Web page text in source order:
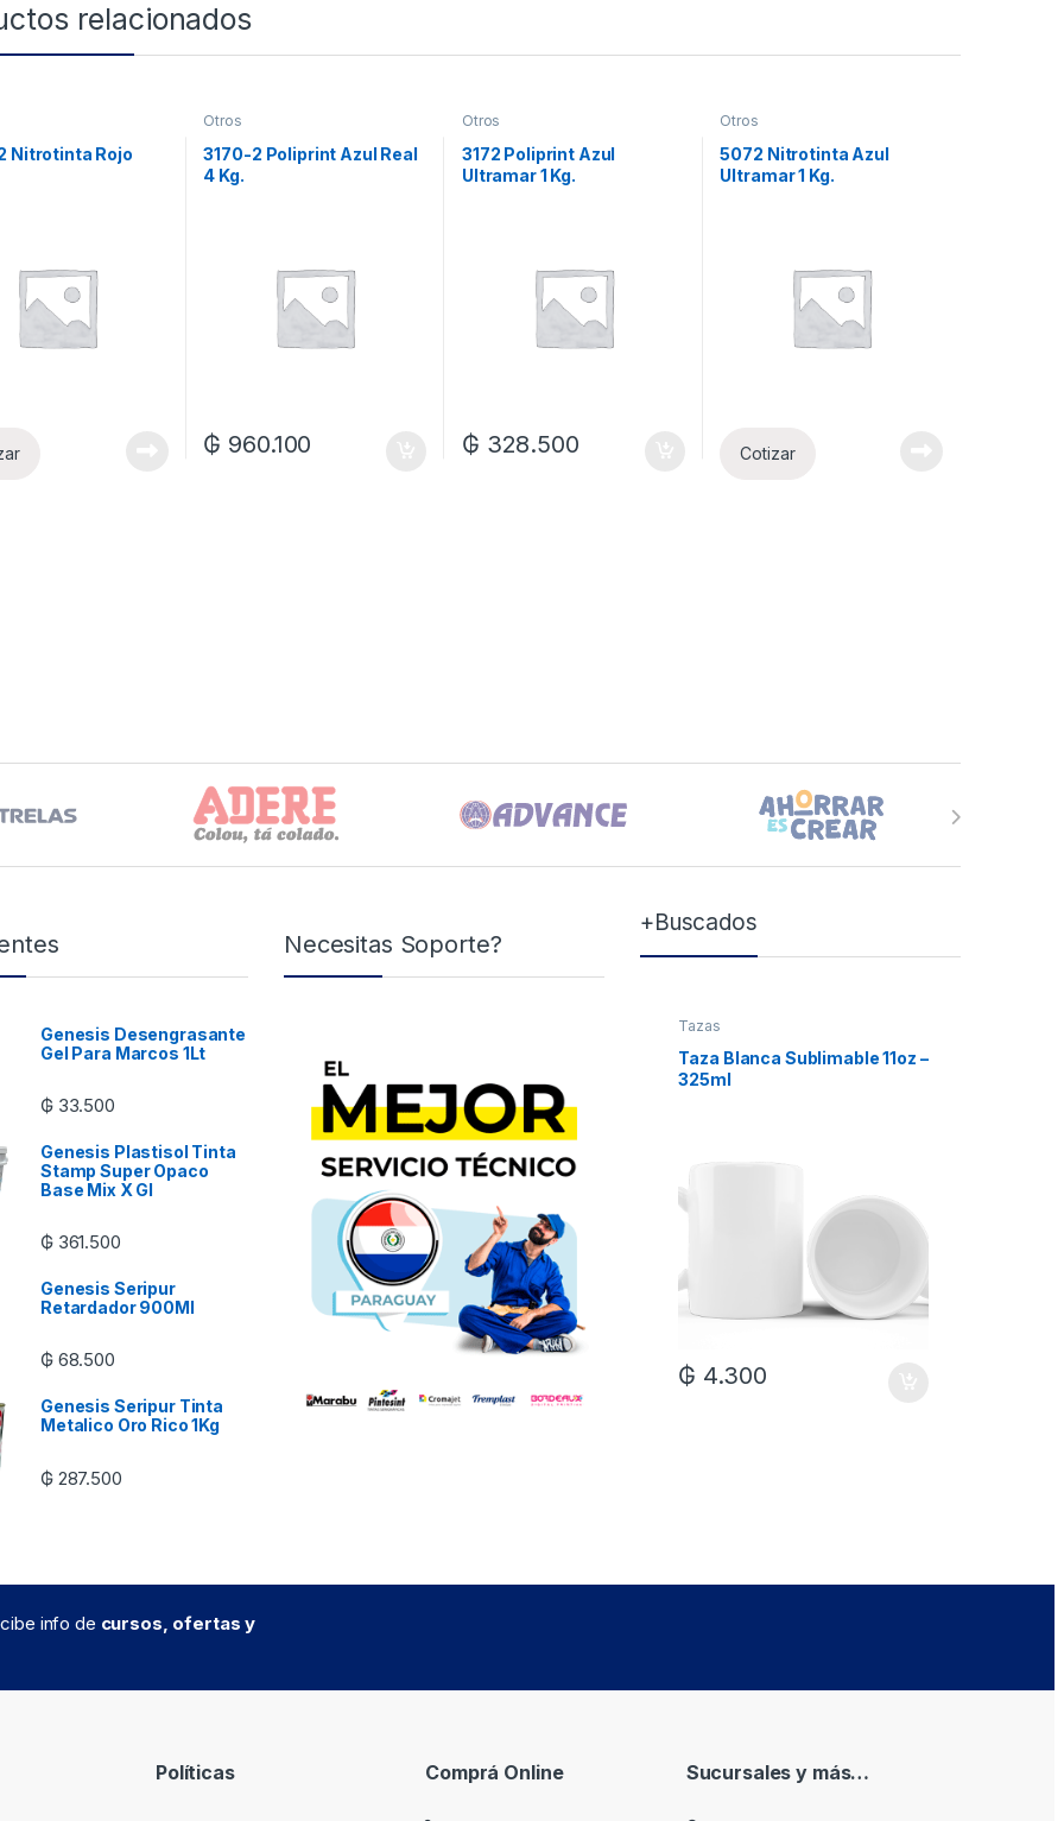
relacionados
Nitrotinta Rojo
Otros
3170-2 Poliprint Azul Real
4 Kg.
₲ 960.100
Otros
3172 Poliprint Azul
Ultramar 1 Kg.
₲ 328.500
Otros
5072 Nitrotinta Azul
Ultramar 1 Kg.
Cotizar
Genesis Desengrasante
Gel Para Marcos 1Lt
₲ 33.500
Genesis Plastisol Tinta
Stamp Super Opaco
Base Mix X Gl
₲ 361.500
Genesis Seripur
Retardador 900Ml
₲ 68.500
Genesis Seripur Tinta
Metalico Oro Rico 1Kg
₲ 287.500
Necesitas Soporte?
+Buscados
Tazas
Taza Blanca Sublimable 11oz –
325ml
₲ 4.300
info de cursos, ofertas y
Políticas Comprá Online Sucursales y más…